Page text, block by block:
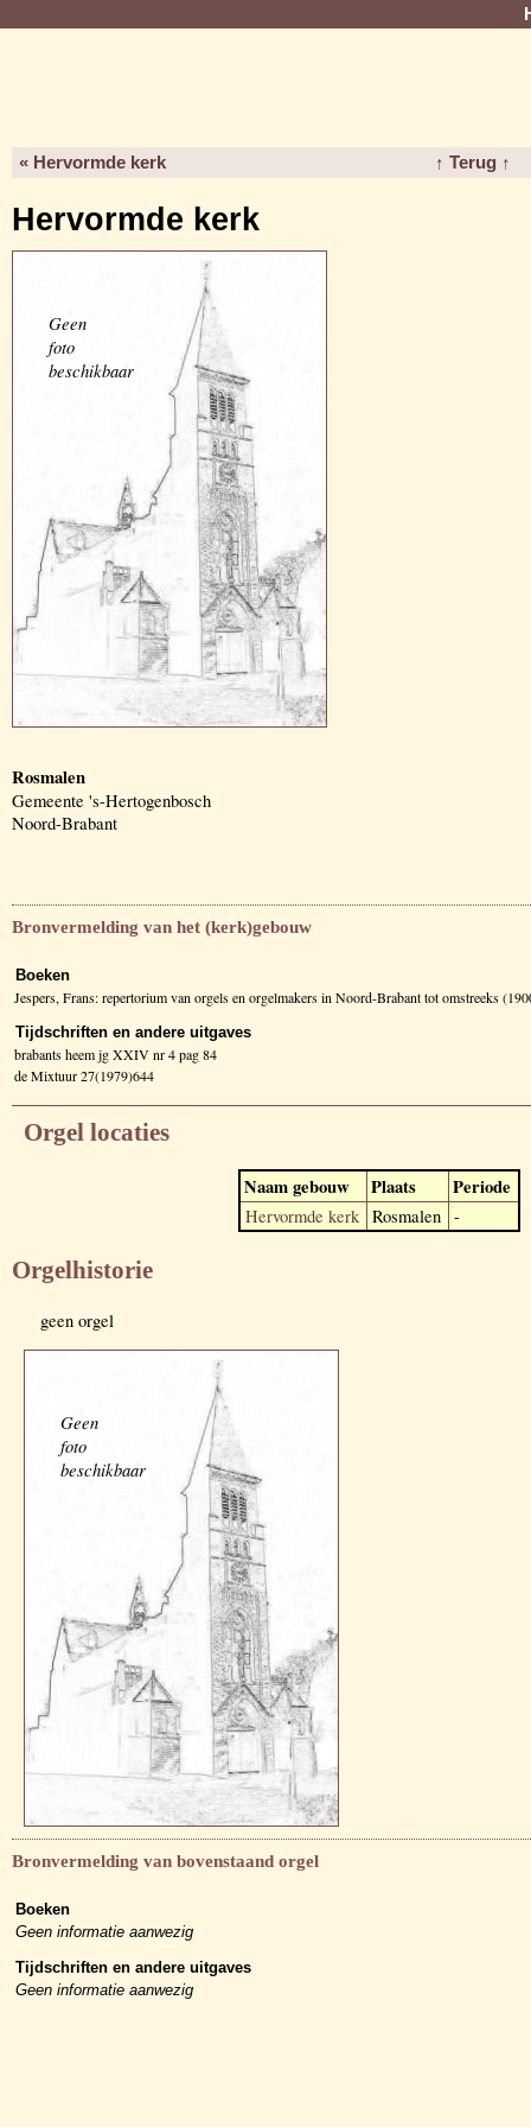
« Hervormde kerk ↑ Terug ↑
Hervormde kerk
Geen
foto
beschikbaar
Rosmalen
Gemeente 's-Hertogenbosch
Noord-Brabant
Bronvermelding van het (kerk)gebouw
Boeken
Jespers, Frans: repertorium van orgels en orgelmakers in Noord-Brabant tot omstreeks
Tijdschriften en andere uitgaves
brabants heem jg XXIV nr 4 pag 84
de Mixtuur 27(1979)644
Orgel locaties
Naam gebouw Plaats Periode
Hervormde kerk Rosmalen -
Orgelhistorie
geen orgel
Geen
foto
beschikbaar
Bronvermelding van bovenstaand orgel
Boeken
Geen informatie aanwezig
Tijdschriften en andere uitgaves
Geen informatie aanwezig